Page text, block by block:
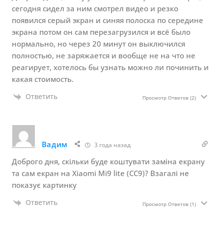
сегодня сидел за ним смотрел видео и резко
появился серый экран и синяя полоска по середине
экрана потом он сам перезагрузился и всё было
нормально, но через 20 минут он выключился
полностью, не заряжается и вообще не на что не
реагирует, хотелось бы узнать можно ли починить и
какая стоимость.
Ответить Просмотр Ответов(2)
Вадим 3 года назад
Доброго дня, скільки буде коштувати заміна екрану
та сам екран на Xiaomi Mi9 lite (CC9)? Взагалі не
показує картинку
Ответить Просмотр Ответов(1)